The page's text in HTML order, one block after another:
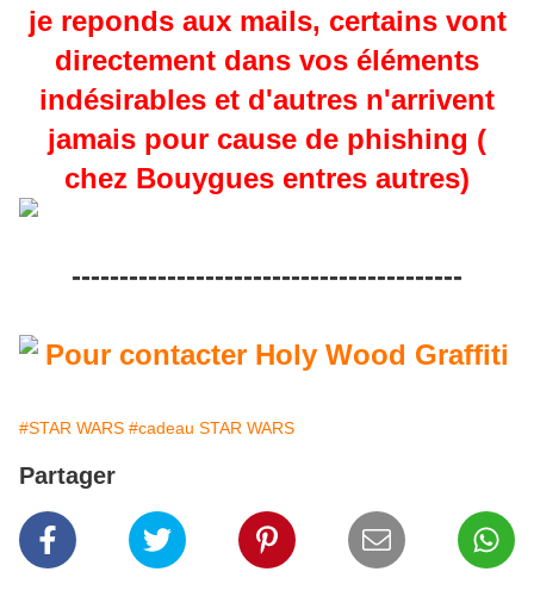
je reponds aux mails, certains vont
directement dans vos éléments
indésirables et d'autres n'arrivent
jamais pour cause de phishing (
chez Bouygues entres autres)
-----------------------------------------
#STAR WARS #cadeau STAR WARS
Partager